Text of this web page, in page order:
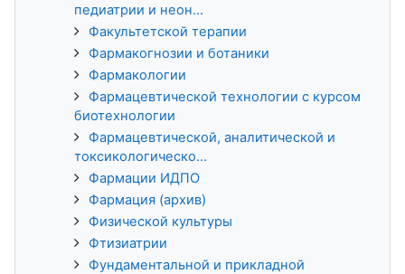
педиатрии и неон...
Факультетской терапии
Фармакогнозии и ботаники
Фармакологии
Фармацевтической технологии с курсом
биотехнологии
Фармацевтической, аналитической и
токсикологическо...
Фармации ИДПО
Фармация (архив)
Физической культуры
Фтизиатрии
Фундаментальной и прикладной